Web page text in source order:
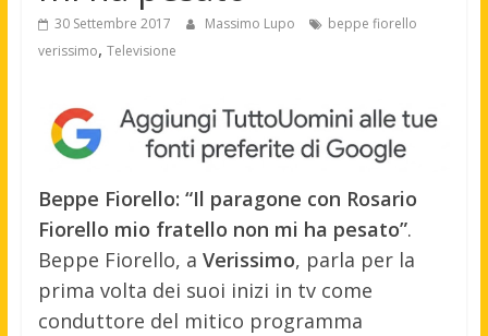
30 Settembre 2017 Massimo Lupo
beppe fiorello
verissimo, Televisione
Beppe Fiorello: “Il paragone con Rosario
Fiorello mio fratello non mi ha pesato”.
Beppe Fiorello, a Verissimo, parla per la
prima volta dei suoi inizi in tv come
conduttore del mitico programma